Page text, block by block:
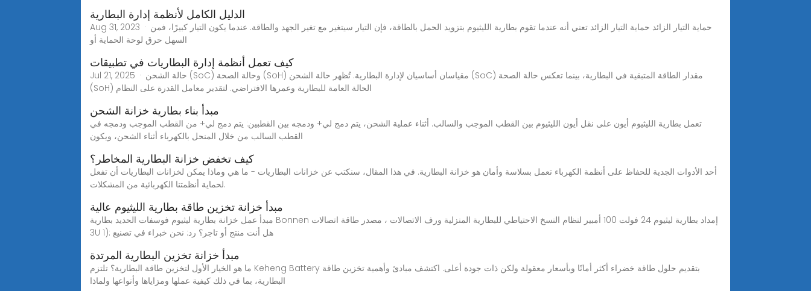
الدليل الكامل لأنظمة إدارة البطارية
Aug 31, 2023 · حماية التيار الزائد حماية التيار الزائد تعني أنه عندما تقوم بطارية الليثيوم بتزويد الحمل بالطاقة، فإن التيار سيتغير مع تغير الجهد والطاقة. عندما يكون التيار كبيرًا، فمن
السهل حرق لوحة الحماية أو
كيف تعمل أنظمة إدارة البطاريات في تطبيقات
Jul 21, 2025 · حالة الشحن (SoC) وحالة الصحة (SoH) مقياسان أساسيان لإدارة البطارية. تُظهر حالة الشحن (SoC) مقدار الطاقة المتبقية في البطارية، بينما تعكس حالة الصحة
(SoH) الحالة العامة للبطارية وعمرها الافتراضي. لتقدير معامل القدرة على النظام
مبدأ بناء بطارية خزانة الشحن
تعمل بطارية الليثيوم أيون على نقل أيون الليثيوم بين القطب الموجب والسالب. أثناء عملية الشحن، يتم دمج لي+ ودمجه بين القطبين: يتم دمج لي+ من القطب الموجب ودمجه في
القطب السالب من خلال المنحل بالكهرباء أثناء الشحن، ويكون
كيف تخفض خزانة البطارية المخاطر؟
أحد الأدوات الجدية للحفاظ على أنظمة الكهرباء تعمل بسلاسة وأمان هو خزانة البطارية. في هذا المقال، سنكتب عن خزانات البطاريات - ما هي وماذا يمكن لخزانات البطاريات أن تفعل
لحماية أنظمتنا الكهربائية من المشكلات.
مبدأ خزانة تخزين طاقة بطارية الليثيوم عالية
مبدأ عمل خزانة بطارية ليثيوم فوسفات الحديد بطارية Bonnen إمداد بطارية ليثيوم 24 فولت 100 أمبير لنظام النسخ الاحتياطي للبطارية المنزلية ورف الاتصالات ، مصدر طاقة اتصالات
3U 1): هل أنت منتج أو تاجر؟ رد: نحن خبراء في تصنيع
مبدأ خزانة تخزين البطارية المرتدة
ما هو الخيار الأول لتخزين طاقة البطارية؟ تلتزم Keheng Battery بتقديم حلول طاقة خضراء أكثر أمانًا وبأسعار معقولة ولكن ذات جودة أعلى. اكتشف مبادئ وأهمية تخزين طاقة
البطارية، بما في ذلك كيفية عملها ومزاياها وأنواعها ولماذا